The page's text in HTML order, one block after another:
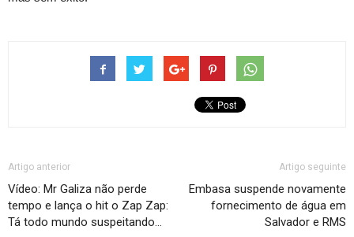
Artigo anterior
Vídeo: Mr Galiza não perde
tempo e lança o hit o Zap Zap:
Tá todo mundo suspeitando…
Artigo seguinte
Embasa suspende novamente
fornecimento de água em
Salvador e RMS